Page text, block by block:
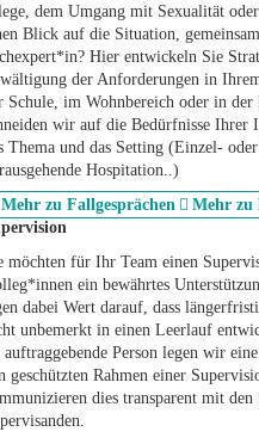
dem Umgang mit Sexualität
Blick auf die Situation,
Hier entwickeln Sie
der Anforderungen in
Schule, im Wohnbereich oder in
wir auf die Bedürfnisse Ihrer
Thema und das Setting (Einzel-
Hospitation..)
Mehr zu Fallgesprächen
Mehr zu
möchten für Ihr Team einen
ein bewährtes
dabei Wert darauf, dass
unbemerkt in einen Leerlauf
auftraggebende Person legen wir
geschützten Rahmen einer
dies transparent mit